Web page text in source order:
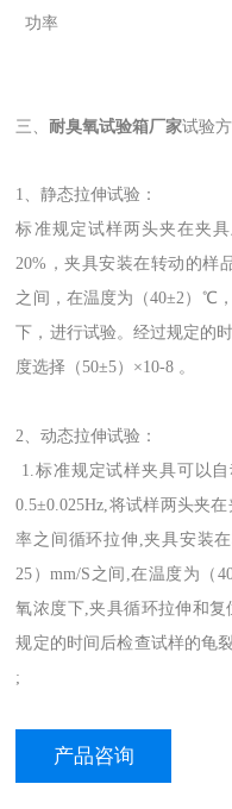
功率
三、耐臭氧试验箱厂家试验方
1、静态拉伸试验：
标准规定试样两头夹在夹
20%，夹具安装在转动的样
之间，在温度为（40±2）℃
下，进行试验。经过规定的
度选择（50±5）×10-8 。
2、动态拉伸试验：
1.标准规定试样夹具可以
0.5±0.025Hz,将试样两头夹
率之间循环拉伸,夹具安装
25）mm/S之间,在温度为（
氧浓度下,夹具循环拉伸和
规定的时间后检查试样的龟
;
产品咨询